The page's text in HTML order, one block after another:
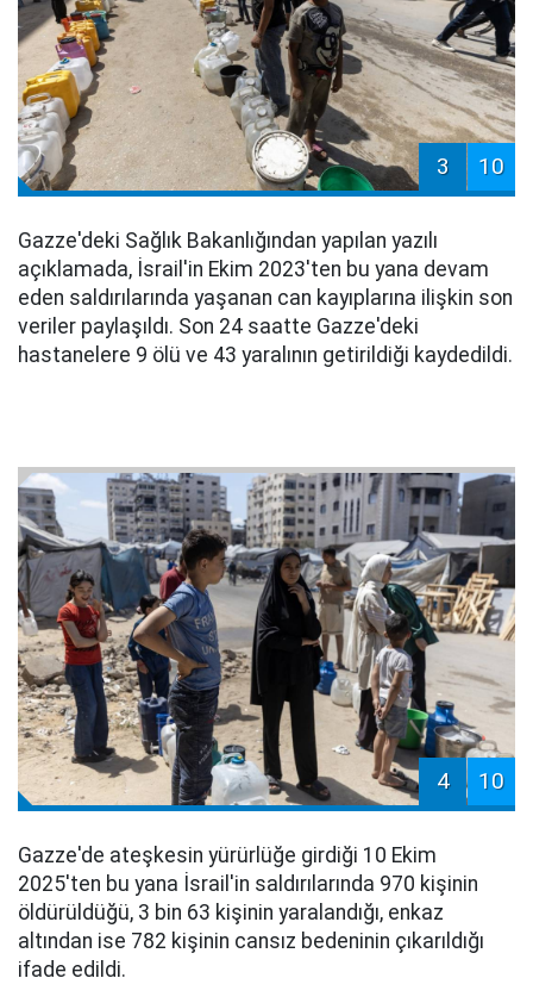
3 10
Gazze'deki Sağlık Bakanlığından yapılan yazılı
açıklamada, İsrail'in Ekim 2023'ten bu yana devam
eden saldırılarında yaşanan can kayıplarına ilişkin son
veriler paylaşıldı. Son 24 saatte Gazze'deki
hastanelere 9 ölü ve 43 yaralının getirildiği kaydedildi.
4 10
Gazze'de ateşkesin yürürlüğe girdiği 10 Ekim
2025'ten bu yana İsrail'in saldırılarında 970 kişinin
öldürüldüğü, 3 bin 63 kişinin yaralandığı, enkaz
altından ise 782 kişinin cansız bedeninin çıkarıldığı
ifade edildi.